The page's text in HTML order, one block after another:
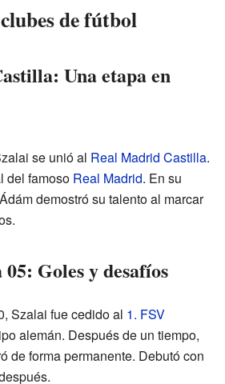
de fútbol
Una etapa en
se unió al Real Madrid Castilla.
del famoso Real Madrid. En su
demostró su talento al marcar
Goles y desafíos
Szalai fue cedido al 1. FSV
alemán. Después de un tiempo,
de forma permanente. Debutó con